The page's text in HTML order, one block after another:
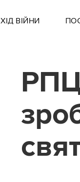
ХІД ВІЙНИ